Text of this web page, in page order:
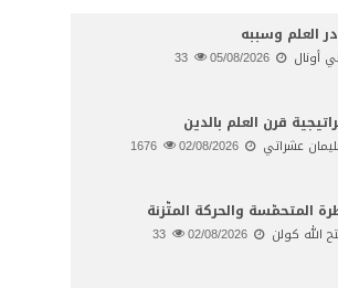
العلم وسببه
أونال 05/08/2026
قرن العلم بالدين
عشراتي 02/08/2026
المتحمّسة والحركة المتّزنة
الله كولن 02/08/2026